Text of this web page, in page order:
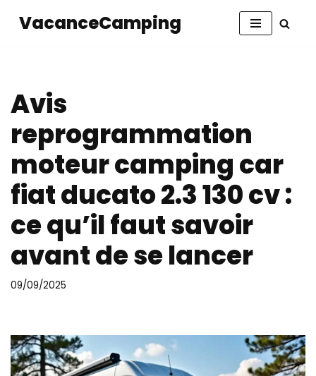
VacanceCamping
Avis
reprogrammation
moteur camping car
fiat ducato 2.3 130 cv :
ce qu’il faut savoir
avant de se lancer
09/09/2025